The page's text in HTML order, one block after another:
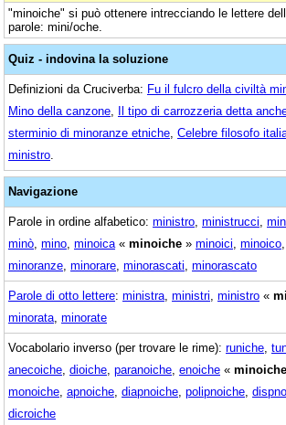
"minoiche" si può ottenere intrecciando le lettere
parole: mini/oche.
Quiz - indovina la soluzione
Definizioni da Cruciverba: Fu il fulcro della civiltà
Mino della canzone Il tipo di carrozzeria detta
sterminio di minoranze etniche Celebre filosofo
ministro
Navigazione
Parole in ordine alfabetico: ministro ministrucci
minò mino minoica « minoiche » minoici minoico
minoranze minorare minorascati minorascato
Parole di otto lettere: ministra ministri ministro «
minorata minorate
Vocabolario inverso (per trovare le rime): runiche
anecoiche dioiche paranoiche enoiche «
monoiche apnoiche diapnoiche polipnoiche
dicroiche